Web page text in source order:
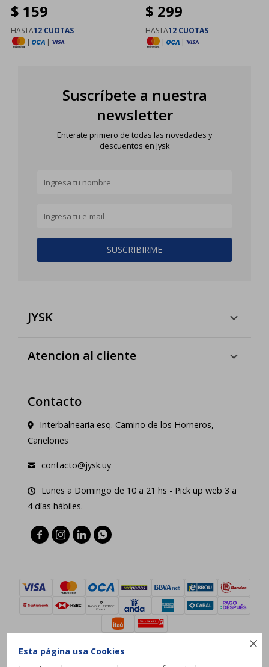

Esta página usa Cookies
$ 159
HASTA12 CUOTAS
|
|
$ 299
HASTA12 CUOTAS
|
|
Suscríbete a nuestra
newsletter
Enterate primero de todas las novedades y
descuentos en Jysk
SUSCRIBIRME
JYSK
Atencion al cliente
Contacto
Interbalnearia esq. Camino de los Horneros,
Canelones
contacto@jysk.uy
Lunes a Domingo de 10 a 21 hs - Pick up web 3 a
4 días hábiles.
   